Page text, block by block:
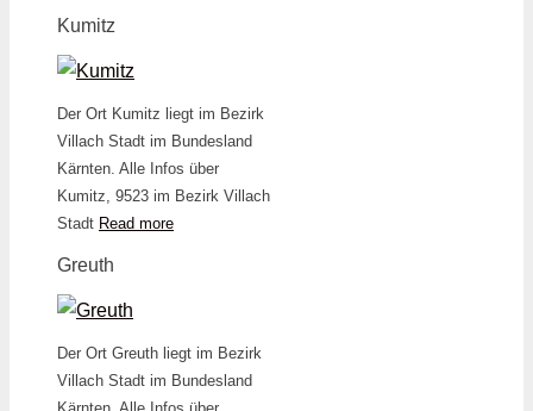
Kumitz
Der Ort Kumitz liegt im Bezirk
Villach Stadt im Bundesland
Kärnten. Alle Infos über
Kumitz, 9523 im Bezirk Villach
Stadt Read more
Greuth
Der Ort Greuth liegt im Bezirk
Villach Stadt im Bundesland